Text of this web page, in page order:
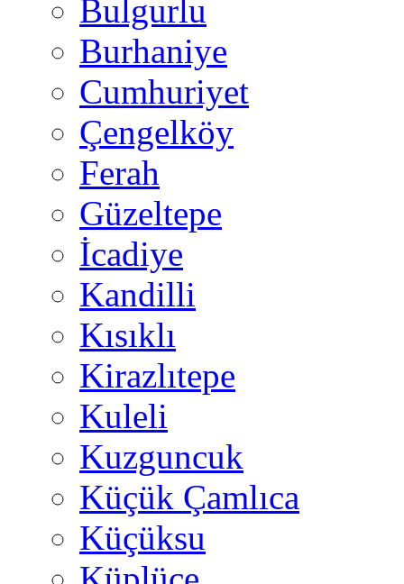
Bulgurlu
Burhaniye
Cumhuriyet
Çengelköy
Ferah
Güzeltepe
İcadiye
Kandilli
Kısıklı
Kirazlıtepe
Kuleli
Kuzguncuk
Küçük Çamlıca
Küçüksu